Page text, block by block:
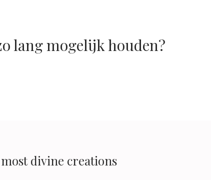
lang mogelijk houden?
divine creations